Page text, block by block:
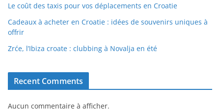
Le coût des taxis pour vos déplacements en Croatie
Cadeaux à acheter en Croatie : idées de souvenirs uniques à
offrir
Zrće, l’Ibiza croate : clubbing à Novalja en été
Recent Comments
Aucun commentaire à afficher.